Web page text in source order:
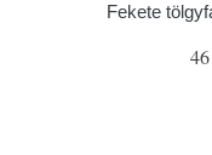
Fekete